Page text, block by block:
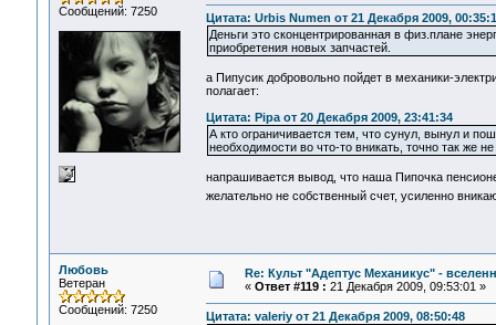
Сообщений: 7250
Цитата: Urbis Numen от 21 Декабря 2009,
Деньги это сконцентрированная в физ.плане
приобретения новых запчастей.
а Пипусик добровольно пойдет в механики-
полагает:
Цитата: Pipa от 20 Декабря 2009, 23:41:34
А кто ограничивается тем, что сунул, вынул и
необходимости во что-то вникать, точно так же
напрашивается вывод, что наша Пипочка
желательно не собственный счет, усиленно
Любовь
Ветеран
Сообщений: 7250
Re: Культ "Адептус Механикус" -
« Ответ #119 : 21 Декабря 2009, 09:53:01 »
Цитата: valeriy от 21 Декабря 2009, 08:50:48